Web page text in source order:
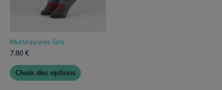
Multirayures Gris
7,80€
Choix des options